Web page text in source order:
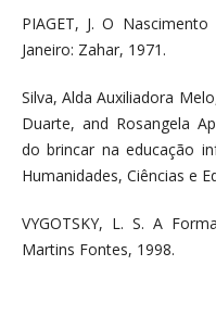
PIAGET, J. O
Janeiro: Zahar, 1971.
Silva, Alda Auxiliadora
Duarte, and Rosangela
do brincar na educação
Humanidades, Ciências e
VYGOTSKY, L. S. A
Martins Fontes, 1998.